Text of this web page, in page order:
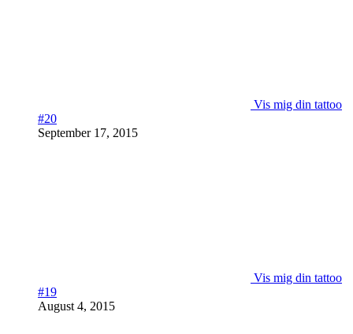
Vis mig din tattoo
#20
September 17, 2015
Vis mig din tattoo
#19
August 4, 2015